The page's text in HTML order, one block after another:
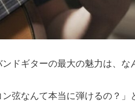
ンドギターの最大の魅力は、な
ン弦なんて本当に弾けるの？